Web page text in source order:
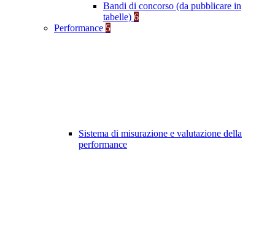
Bandi di concorso (da pubblicare in
tabelle) 6
Performance 5
Sistema di misurazione e valutazione della
performance